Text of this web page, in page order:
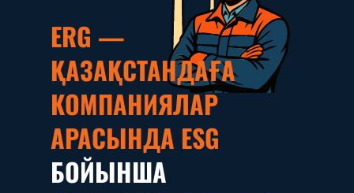
ERG —
ҚАЗАҚСТАНДАҒА
КОМПАНИЯЛАР
АРАСЫНДА ESG
БОЙЫНША